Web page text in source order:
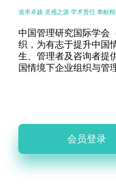
追求卓越 灵感之源 学术责任 奉献
中国管理研究国际学会
织，为有志于提升中国
生、管理者及咨询者提
国情境下企业组织与管
会员登录